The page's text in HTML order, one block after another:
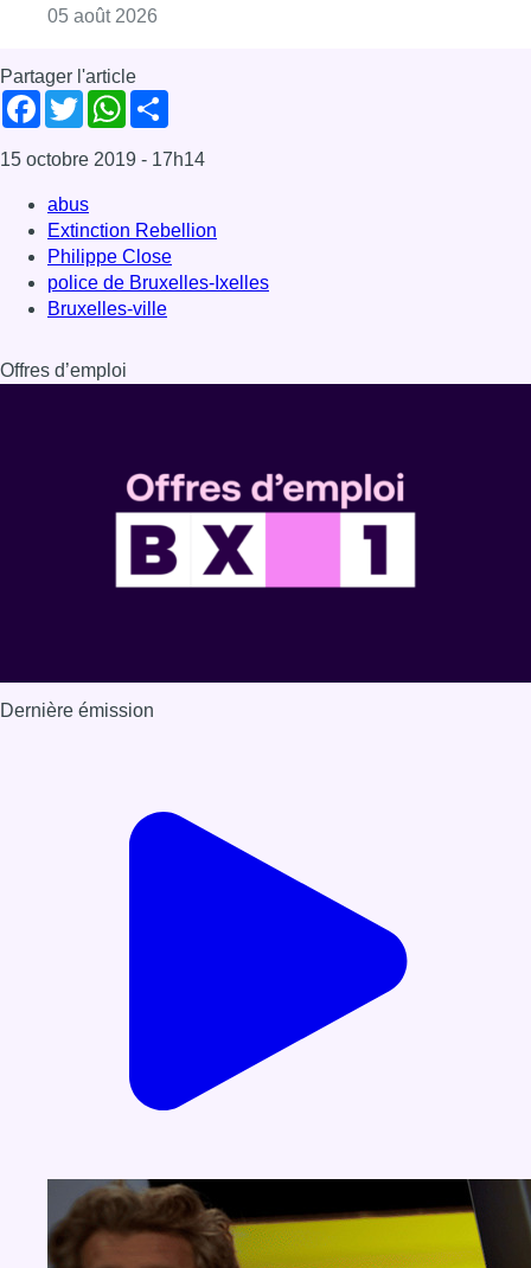
05 août 2026
Partager l'article
Facebook
TwitterWhatsApp
15 octobre 2019 - 17h14
abus
Extinction Rebellion
Philippe Close
police de Bruxelles-Ixelles
Bruxelles-ville
Offres d’emploi
Dernière émission